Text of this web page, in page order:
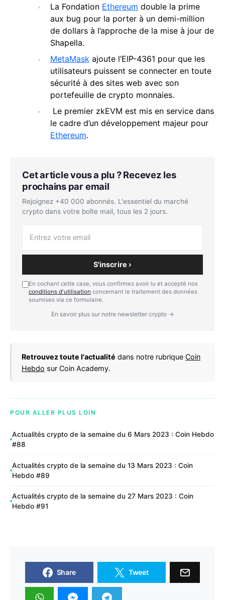
La Fondation Ethereum double la prime
aux bug pour la porter à un demi-million
de dollars à l’approche de la mise à jour de
Shapella.
MetaMask ajoute l’EIP-4361 pour que les
utilisateurs puissent se connecter en toute
sécurité à des sites web avec son
portefeuille de crypto monnaies.
Le premier zkEVM est mis en service dans
le cadre d’un développement majeur pour
Ethereum.
Cet article vous a plu ? Recevez les
prochains par email
Rejoignez +40 000 abonnés. L'essentiel du marché
crypto dans votre boîte mail, tous les 2 jours.
S'inscrire ›
En cochant cette case, vous confirmez avoir lu et accepté nos
conditions d'utilisation concernant le traitement des données
soumises via ce formulaire.
En savoir plus sur notre newsletter crypto →
Retrouvez toute l'actualité dans notre rubrique Coin
Hebdo sur Coin Academy.
POUR ALLER PLUS LOIN
Actualités crypto de la semaine du 6 Mars 2023 : Coin Hebdo
#88
Actualités crypto de la semaine du 13 Mars 2023 : Coin
Hebdo #89
Actualités crypto de la semaine du 27 Mars 2023 : Coin
Hebdo #91
Share Tweet